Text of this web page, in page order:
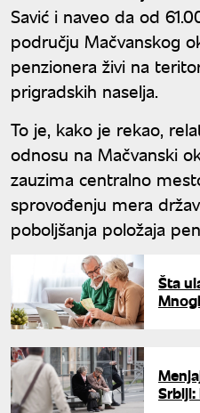
Savić i naveo da od
području Mačvanskog
penzionera živi na
prigradskih naselja.
To je, kako je rekao,
odnosu na Mačvanski
zauzima centralno
sprovođenju mera
poboljšanja položaja
Šta
Srbiji: